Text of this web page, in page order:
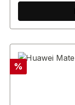
Rabatt
%